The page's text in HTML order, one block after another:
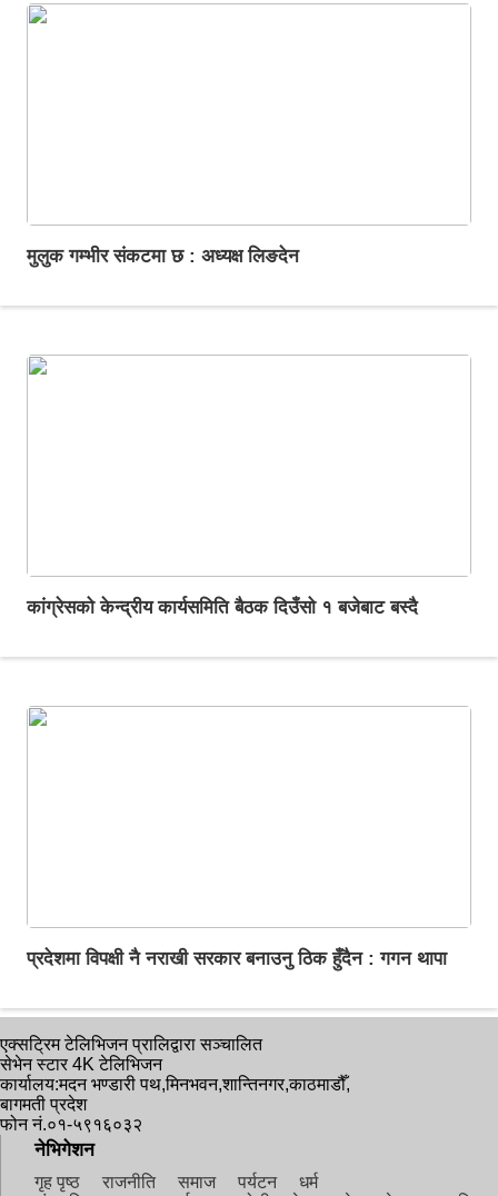
मुलुक गम्भीर संकटमा छ : अध्यक्ष लिङदेन
कांग्रेसको केन्द्रीय कार्यसमिति बैठक दिउँसो १ बजेबाट बस्दै
प्रदेशमा विपक्षी नै नराखी सरकार बनाउनु ठिक हुँदैन : गगन थापा
एक्सट्रिम टेलिभिजन प्रालिद्वारा सञ्चालित
सेभेन स्टार 4K टेलिभिजन
कार्यालय:मदन भण्डारी पथ,मिनभवन,शान्तिनगर,काठमाडौँ,
बागमती प्रदेश
फोन नं.०१-५९१६०३२
नेभिगेशन
गृह पृष्ठ राजनीति समाज पर्यटन
धर्म